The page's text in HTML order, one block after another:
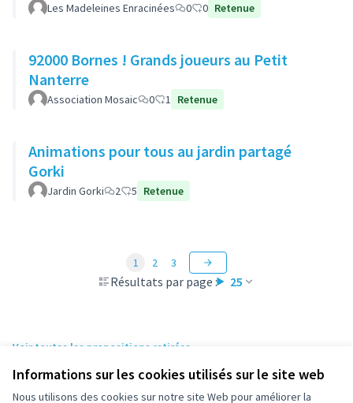
Informations sur les cookies utilisés sur le site web
Nous utilisons des cookies sur notre site Web pour améliorer la
Les Madeleines Enracinées 0 0 Retenue
92000 Bornes ! Grands joueurs au Petit
Nanterre
Association Mosaic 0 1 Retenue
Animations pour tous au jardin partagé
Gorki
Jardin Gorki 2 5 Retenue
Résultats par page : 25
1 2 3
Voir toutes les propositions retirées
Conditions d'utilisation